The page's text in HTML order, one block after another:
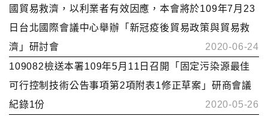
國貿易救濟，以利業者有效因應，本會將於109年7月23
日台北國際會議中心舉辦「新冠疫後貿易政策與貿易救
濟」研討會
2020-06-24
109082檢送本署109年5月11日召開「固定污染源最佳
可行控制技術公告事項第2項附表1修正草案」研商會議
紀錄1份
2020-05-26